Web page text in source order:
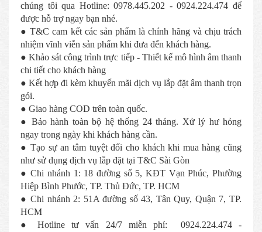
chúng tôi qua Hotline: 0978.445.202 - 0924.224.474 để
được hỗ trợ ngay bạn nhé.
● T&C cam kết các sản phẩm là chính hãng và chịu trách
nhiệm vĩnh viễn sản phẩm khi đưa đến khách hàng.
● Khảo sát công trình trực tiếp - Thiết kế mô hình âm thanh
chi tiết cho khách hàng
● Kết hợp đi kèm khuyến mãi dịch vụ lắp đặt âm thanh trọn
gói.
● Giao hàng COD trên toàn quốc.
● Bảo hành toàn bộ hệ thống 24 tháng. Xử lý hư hỏng
ngay trong ngày khi khách hàng cần.
● Tạo sự an tâm tuyệt đối cho khách khi mua hàng cũng
như sử dụng dịch vụ lắp đặt tại T&C Sài Gòn
● Chi nhánh 1: 18 đường số 5, KĐT Vạn Phúc, Phường
Hiệp Bình Phước, TP. Thủ Đức, TP. HCM
● Chi nhánh 2: 51A đường số 43, Tân Quy, Quận 7, TP.
HCM
● Hotline tư vấn 24/7 miễn phí: 0924.224.474 -